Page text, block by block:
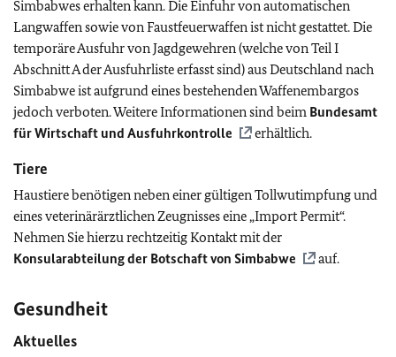
Simbabwes erhalten kann. Die Einfuhr von automatischen
Langwaffen sowie von Faustfeuerwaffen ist nicht gestattet. Die
temporäre Ausfuhr von Jagdgewehren (welche von Teil I
Abschnitt A der Ausfuhrliste erfasst sind) aus Deutschland nach
Simbabwe ist aufgrund eines bestehenden Waffenembargos
jedoch verboten. Weitere Informationen sind beim Bundesamt
für Wirtschaft und Ausfuhrkontrolle
erhältlich.
Tiere
Haustiere benötigen neben einer gültigen Tollwutimpfung und
eines veterinärärztlichen Zeugnisses eine „Import Permit“.
Nehmen Sie hierzu rechtzeitig Kontakt mit der
Konsularabteilung der Botschaft von Simbabwe
auf.
Gesundheit
Aktuelles